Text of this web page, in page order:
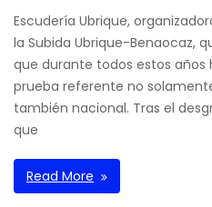
Escudería Ubrique,
la Subida Ubrique-Benaocaz,
que durante todos estos años
prueba referente no
también nacional. Tras el
que
Read More